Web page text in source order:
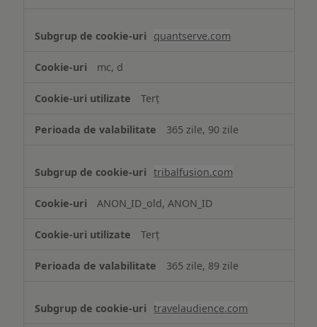
quantserve.com
mc, d
Terț
365 zile, 90 zile
tribalfusion.com
ANON_ID_old, ANON_ID
Terț
365 zile, 89 zile
travelaudience.com